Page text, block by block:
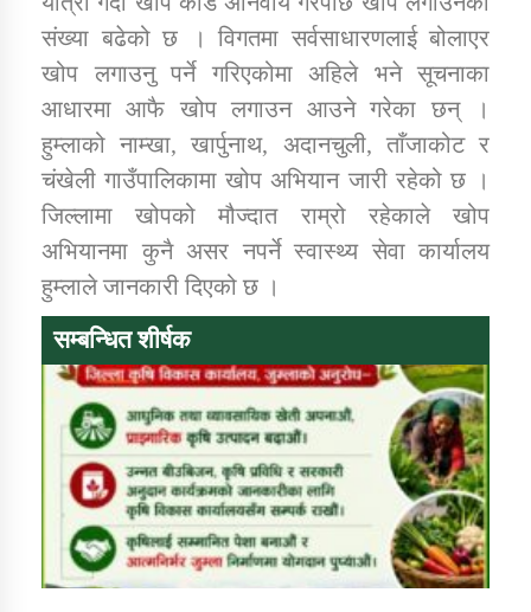
संख्या बढेको छ । विगतमा सर्वसाधारणलाई बोलाएर
खोप लगाउनु पर्ने गरिएकोमा अहिले भने सूचनाका
आधारमा आफै खोप लगाउन आउने गरेका छन् ।
हुम्लाको नाम्खा, खार्पुनाथ, अदानचुली, ताँजाकोट र
चंखेली गाउँपालिकामा खोप अभियान जारी रहेको छ ।
जिल्लामा खोपको मौज्दात राम्रो रहेकाले खोप
अभियानमा कुनै असर नपर्ने स्वास्थ्य सेवा कार्यालय
हुम्लाले जानकारी दिएको छ ।
सम्बन्धित शीर्षक